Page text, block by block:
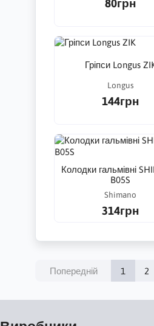
80грн
Гріпси Longus
Longus
144грн
Колодки гальмівні
B05S
Shimano
314грн
Попередній 1 2